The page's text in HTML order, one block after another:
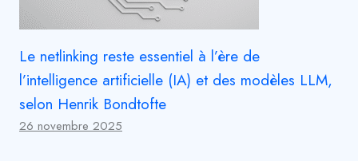
Le netlinking reste essentiel à l’ère de
l’intelligence artificielle (IA) et des modèles LLM,
selon Henrik Bondtofte
26 novembre 2025